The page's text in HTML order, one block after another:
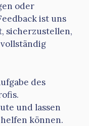
oder
ist uns
sicherzustellen,
des
und lassen
können.